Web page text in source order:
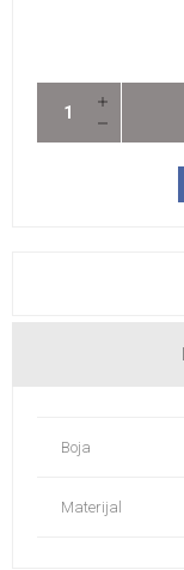
Boja
Materijal